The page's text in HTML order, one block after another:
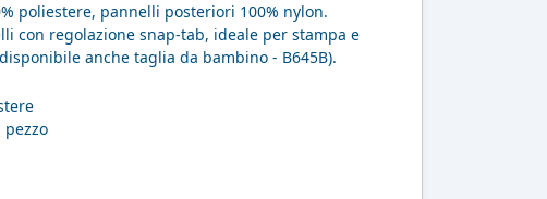
poliestere, pannelli posteriori 100% nylon.
con regolazione snap-tab, ideale per stampa e
anche taglia da bambino - B645B).
pezzo